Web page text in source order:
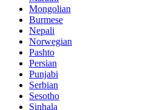
Mongolian
Burmese
Nepali
Norwegian
Pashto
Persian
Punjabi
Serbian
Sesotho
Sinhala